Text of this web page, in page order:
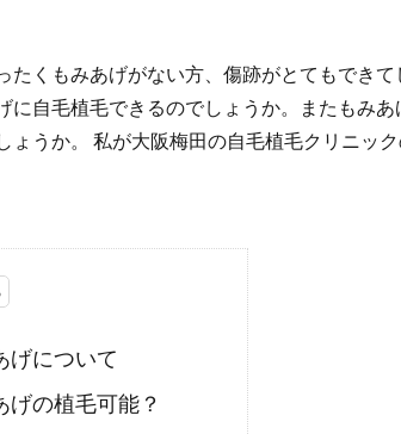
たくもみあげがない方、傷跡がとてもでき
に自毛植毛できるのでしょうか。またもみ
ょうか。 私が大阪梅田の自毛植毛クリニッ
げについて
げの植毛可能？